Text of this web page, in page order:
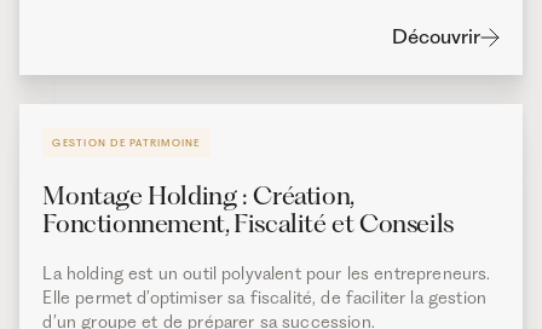
Découvrir
GESTION DE PATRIMOINE
Montage Holding : Création,
Fonctionnement, Fiscalité et Conseils
La holding est un outil polyvalent pour les entrepreneurs.
Elle permet d’optimiser sa fiscalité, de faciliter la gestion
d’un groupe et de préparer sa succession.